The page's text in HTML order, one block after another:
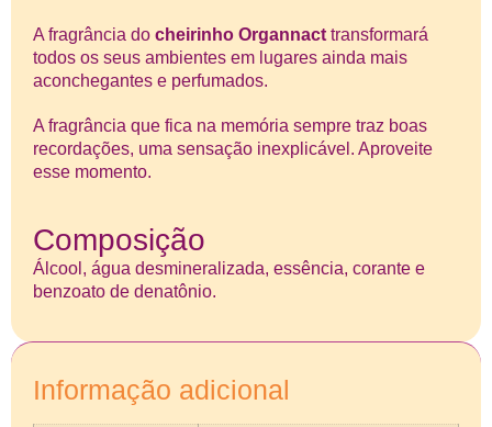
A fragrância do cheirinho Organnact transformará
todos os seus ambientes em lugares ainda mais
aconchegantes e perfumados.
A fragrância que fica na memória sempre traz boas
recordações, uma sensação inexplicável. Aproveite
esse momento.
Composição
Álcool, água desmineralizada, essência, corante e
benzoato de denatônio.
Informação adicional